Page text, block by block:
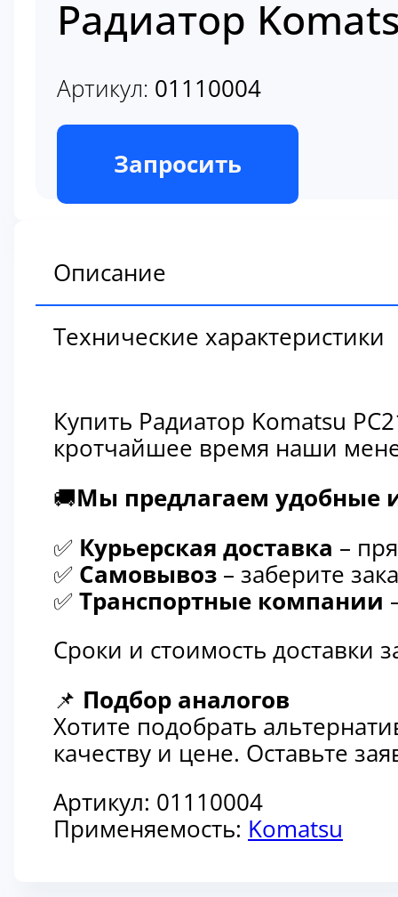
Радиатор
Артикул: 01110004
В наличии
Запросить
Описание
Технические характеристики
Купить Радиатор Komatsu
кротчайшее время наши
🚚Мы предлагаем удобные
✅ Курьерская доставка –
✅ Самовывоз – заберите
✅ Транспортные компании
Сроки и стоимость доставки
📌 Подбор аналогов
Хотите подобрать
качеству и цене. Оставьте
Артикул: 01110004
Применяемость: Komatsu